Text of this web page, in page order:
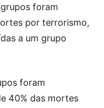
foram
por terrorismo,
a um grupo
foram
40% das mortes